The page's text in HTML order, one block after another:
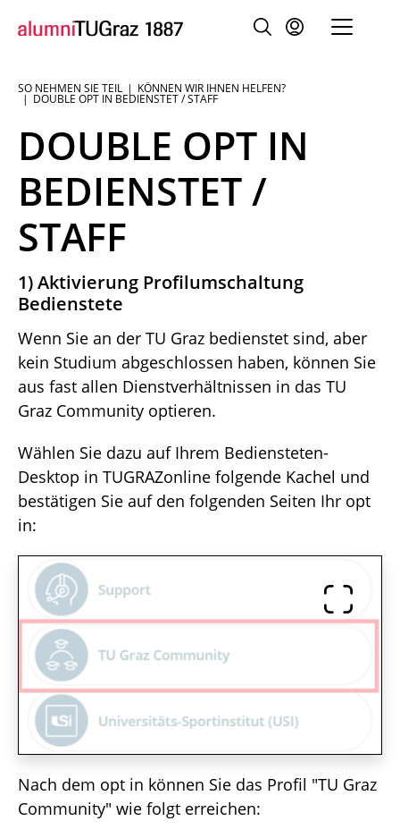
Sie
SO NEHMEN SIE TEIL KÖNNEN WIR IHNEN HELFEN?
DOUBLE OPT IN BEDIENSTET / STAFF
DOUBLE OPT IN
BEDIENSTET /
STAFF
1) Aktivierung Profilumschaltung
Bedienstete
Wenn Sie an der TU Graz bedienstet sind, aber
kein Studium abgeschlossen haben, können Sie
aus fast allen Dienstverhältnissen in das TU
Graz Community optieren.
Wählen Sie dazu auf Ihrem Bediensteten-
Desktop in TUGRAZonline folgende Kachel und
bestätigen Sie auf den folgenden Seiten Ihr opt
in:
Nach dem opt in können Sie das Profil "TU Graz
Community" wie folgt erreichen: